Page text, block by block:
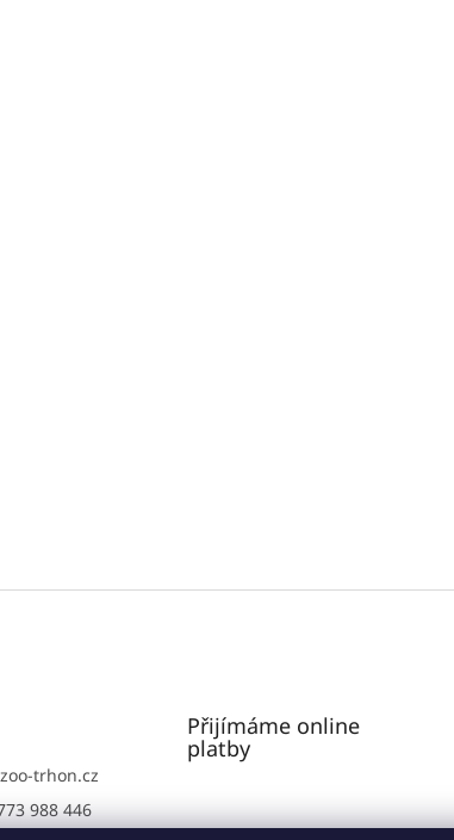
zoo-trhon.cz
988 446
Přijímáme online
platby